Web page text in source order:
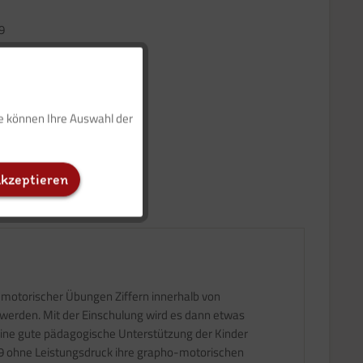
Übungen Ziffern innerhalb von
Mit der Einschulung wird es dann etwas
gute pädagogische Unterstützung der Kinder
ohne Leistungsdruck ihre grapho-motorischen
Inaktiv
können Ihre Auswahl der